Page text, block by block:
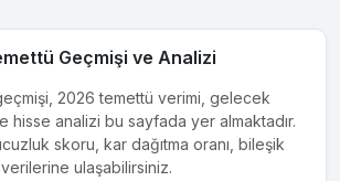
Geçmişi ve Analizi
2026 temettü verimi, gelecek
hisse analizi bu sayfada yer almaktadır.
skoru, kar dağıtma oranı, bileşik
ulaşabilirsiniz.